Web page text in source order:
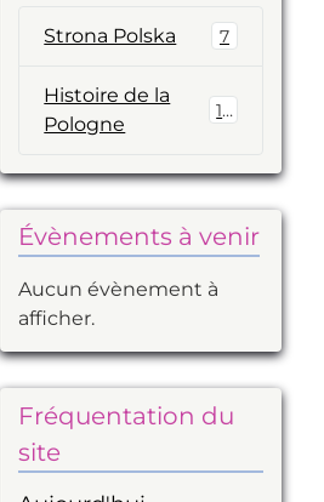
Strona Polska 7
Histoire de la
Pologne
14
Évènements à venir
Aucun évènement à
afficher.
Fréquentation du
site